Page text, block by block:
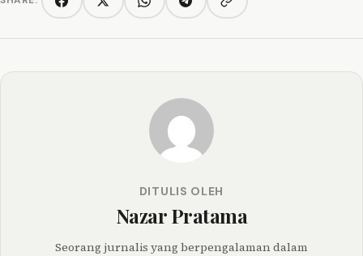
FacebookTwitter/XWhatsAppTelegramCopy link
DITULIS OLEH
Nazar Pratama
Seorang jurnalis yang berpengalaman dalam